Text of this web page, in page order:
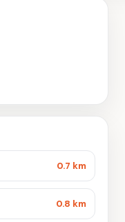
0.7 km
0.8 km